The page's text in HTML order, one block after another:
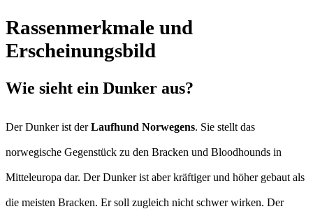
Rassenmerkmale und
Erscheinungsbild
Wie sieht ein Dunker aus?
Der Dunker ist derLaufhund Norwegens. Sie stellt das
norwegische Gegenstück zu den Bracken und Bloodhounds in
Mitteleuropa dar. Der Dunker ist aber kräftiger und höher gebaut als
die meisten Bracken. Er soll zugleich nicht schwer wirken. Der